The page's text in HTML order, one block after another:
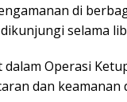
di
selama
Operasi
dan